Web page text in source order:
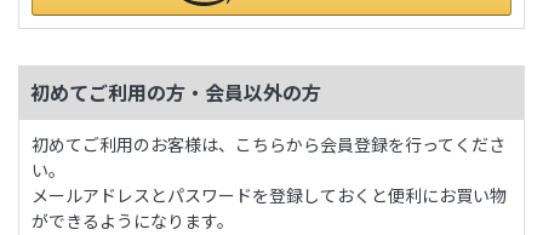
初めてご利用の方・会員以外の方
初めてご利用のお客様は、こちらから会員登録を行ってくださ
い。
メールアドレスとパスワードを登録しておくと便利にお買い物
ができるようになります。